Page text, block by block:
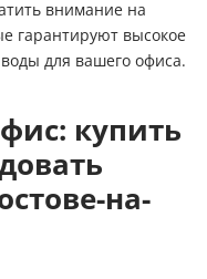
внимание на
гарантируют высокое
для вашего офиса.